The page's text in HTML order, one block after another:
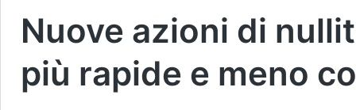
Nuove azioni di
più rapide e meno